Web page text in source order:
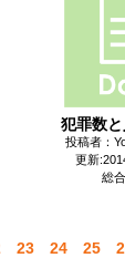
犯罪数
投稿者：
更新
総
23 24 25